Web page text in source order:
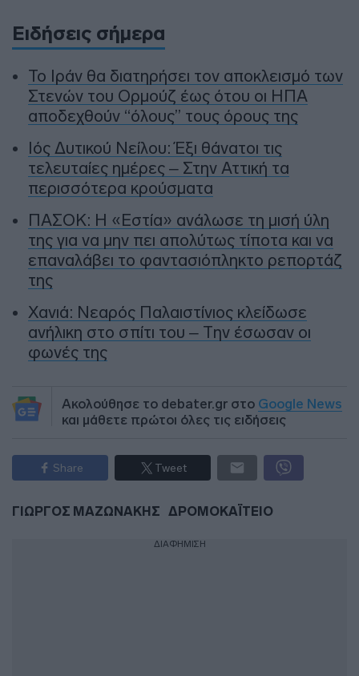
Ειδήσεις σήμερα
To Ιράν θα διατηρήσει τον αποκλεισμό των
Στενών του Ορμούζ έως ότου οι ΗΠΑ
αποδεχθούν “όλους” τους όρους της
Ιός Δυτικού Νείλου: Έξι θάνατοι τις
τελευταίες ημέρες – Στην Αττική τα
περισσότερα κρούσματα
ΠΑΣΟΚ: Η «Εστία» ανάλωσε τη μισή ύλη
της για να μην πει απολύτως τίποτα και να
επαναλάβει το φαντασιόπληκτο ρεπορτάζ
της
Χανιά: Νεαρός Παλαιστίνιος κλείδωσε
ανήλικη στο σπίτι του – Την έσωσαν οι
φωνές της
Ακολούθησε το debater.gr στο Google News
και μάθετε πρώτοι όλες τις ειδήσεις
Share Tweet
ΓΙΩΡΓΟΣ ΜΑΖΩΝΑΚΗΣ ΔΡΟΜΟΚΑΪΤΕΙΟ
ΔΙΑΦΗΜΙΣΗ